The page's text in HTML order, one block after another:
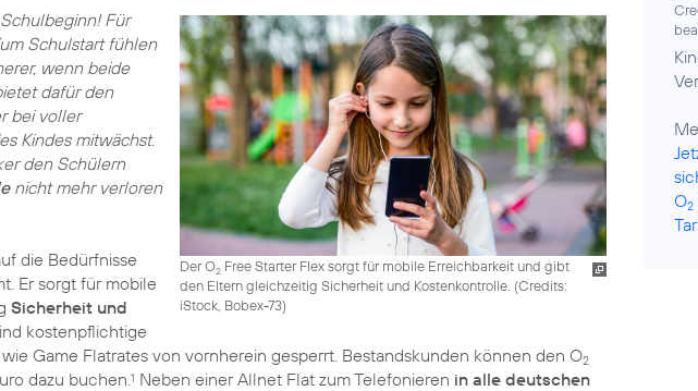
Der O2Free Starter Flex sorgt für mobile Erreichbarkeit und gibt
den Eltern gleichzeitig Sicherheit und Kostenkontrolle. (Credits:
iStock, Bobex-73)
Für
Schulstart fühlen
wenn beide
dafür den
bei voller
Kindes mitwächst.
den Schülern
nicht mehr verloren
die Bedürfnisse
Er sorgt für mobile
Sicherheit und
kostenpflichtige
Game Flatrates von vornherein gesperrt. Bestandskunden können den O2
dazu buchen.1 Neben einer Allnet Flat zum Telefonieren in alle deutschen
O2